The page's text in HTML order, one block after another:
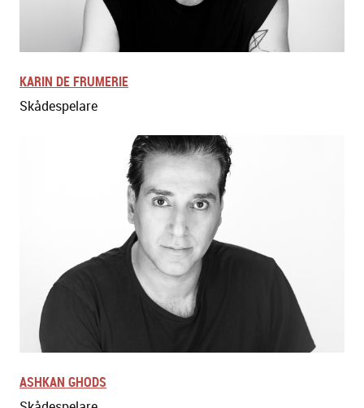
KARIN DE FRUMERIE
Skådespelare
ASHKAN GHODS